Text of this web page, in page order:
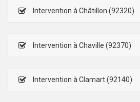
Intervention à Châtillon (92320)
Intervention à Chaville (92370)
Intervention à Clamart (92140)